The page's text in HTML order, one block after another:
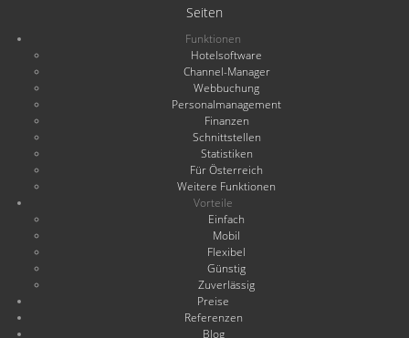
Seiten
Funktionen
Hotelsoftware
Channel-Manager
Webbuchung
Personalmanagement
Finanzen
Schnittstellen
Statistiken
Für Österreich
Weitere Funktionen
Vorteile
Einfach
Mobil
Flexibel
Günstig
Zuverlässig
Preise
Referenzen
Blog